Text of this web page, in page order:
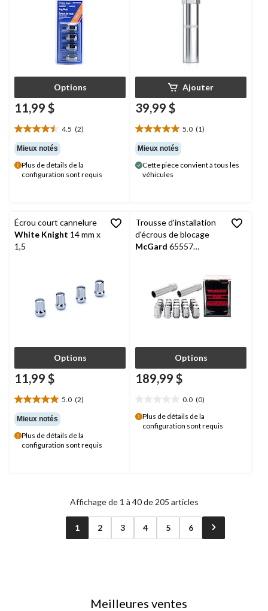
Options
11,99 $
4.5 (2)
4.5
étoile(s)
sur
5.
Mieux notés
Plus de détails de la
configuration sont requis
Ajouter
39,99 $
5.0 (1)
5.0
étoile(s)
sur
5.
Mieux notés
Cette pièce convient à tous les
véhicules
Écrou court cannelure
White Knight 14 mm x
1,5
Options
11,99 $
5.0 (2)
5.0
étoile(s)
sur
5.
Mieux notés
Plus de détails de la
configuration sont requis
Trousse d'installation
d'écrous de blocage
McGard 65557
Options
189,99 $
0.0 (0)
étoile(s)
sur
Plus de détails de la
configuration sont requis
Affichage de 1 à 40 de 205 articles
1 2 3 4 5 6
Meilleures ventes